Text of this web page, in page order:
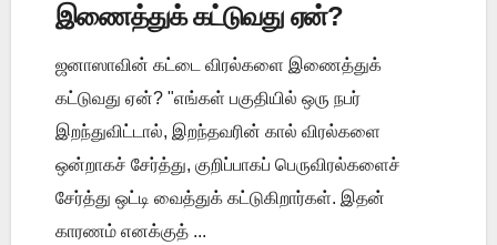
இணைத்துக் கட்டுவது ஏன்?
ஜனாஸாவின் கட்டை விரல்களை இணைத்துக்
கட்டுவது ஏன்? "எங்கள் பகுதியில் ஒரு நபர்
இறந்துவிட்டால், இறந்தவரின் கால் விரல்களை
ஒன்றாகச் சேர்த்து, குறிப்பாகப் பெருவிரல்களைச்
சேர்த்து ஒட்டி வைத்துக் கட்டுகிறார்கள். இதன்
காரணம் எனக்குத் ...